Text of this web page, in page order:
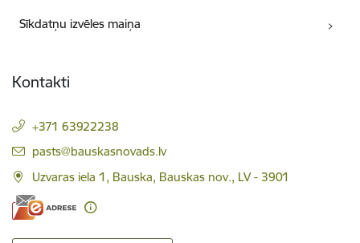
Sīkdatņu izvēles maiņa
Kontakti
+371 63922238
E-pasts:
pasts@bauskasnovads.lv
Uzvaras iela 1, Bauska, Bauskas nov., LV - 3901